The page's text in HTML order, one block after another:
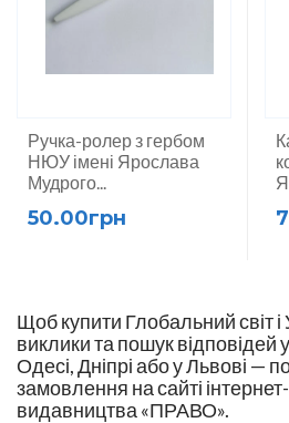
Ручка-ролер з гербом
НЮУ імені Ярослава
Мудрого...
50.00грн
Щоб купити Глобальний світ і
виклики та пошук відповідей
Одесі, Дніпрі або у Львові —
замовлення на сайті
видавництва «ПРАВО».